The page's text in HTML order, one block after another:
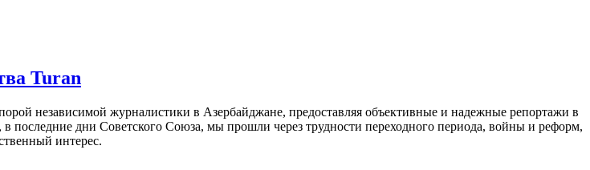
Turan
независимой журналистики в Азербайджане, предоставляя объективные и надежные репортажи в
последние дни Советского Союза, мы прошли через трудности переходного периода, войны и реформ,
интерес.